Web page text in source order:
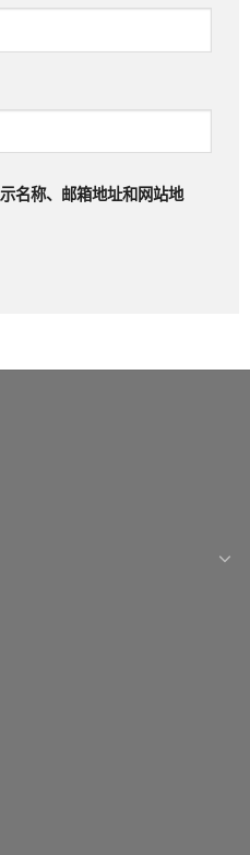
名称、邮箱地址和网站地